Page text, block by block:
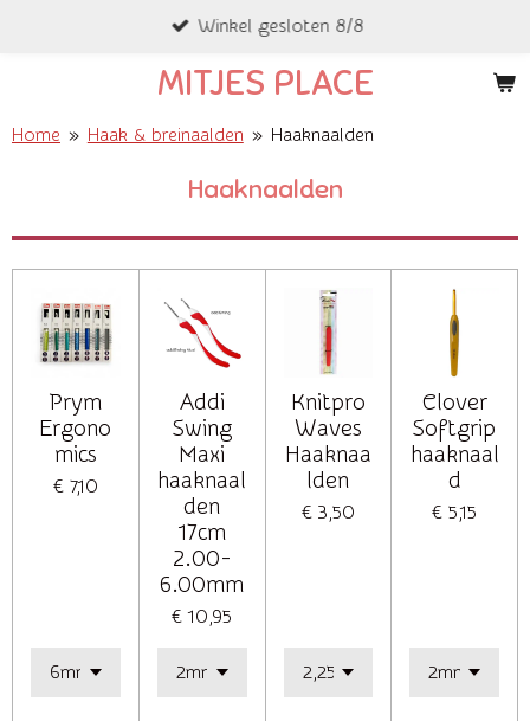
de
MITJES PLACE
Winkel gesloten 8/8
Home » Haak & breinaalden » Haaknaalden
Haaknaalden
Prym
Ergono
mics
€ 7,10
Addi
Swing
Maxi
haaknaal
den
17cm
2.00-
6.00mm
€ 10,95
Knitpro
Waves
Haaknaa
lden
€ 3,50
Clover
Softgrip
haaknaal
d
€ 5,15